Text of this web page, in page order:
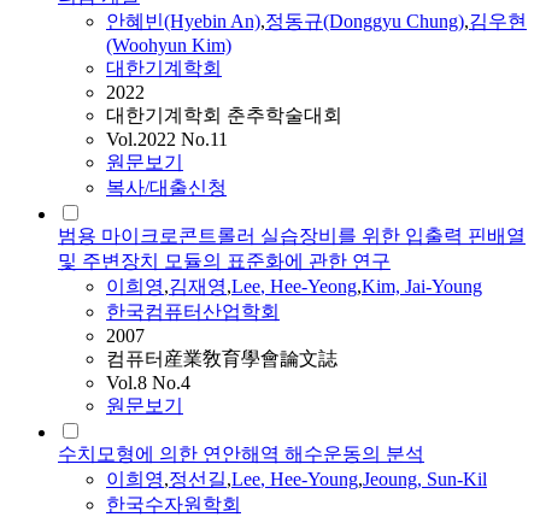
안혜빈(Hyebin An),정동규(Donggyu Chung),김우현
(Woohyun Kim)
대한기계학회
2022
대한기계학회 춘추학술대회
Vol.2022 No.11
원문보기
복사/대출신청
범용 마이크로콘트롤러 실습장비를 위한 입출력 핀배열
및 주변장치 모듈의 표준화에 관한 연구
이희영,김재영,Lee, Hee-Yeong,Kim, Jai-Young
한국컴퓨터산업학회
2007
컴퓨터産業敎育學會論文誌
Vol.8 No.4
원문보기
수치모형에 의한 연안해역 해수운동의 분석
이희영,정선길,Lee, Hee-Young,Jeoung, Sun-Kil
한국수자원학회